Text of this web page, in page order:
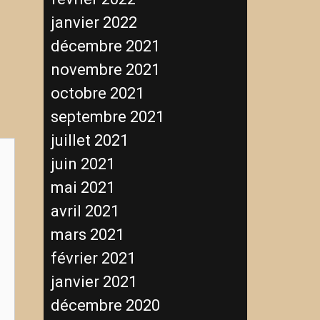
janvier 2022
décembre 2021
novembre 2021
octobre 2021
septembre 2021
juillet 2021
juin 2021
mai 2021
avril 2021
mars 2021
février 2021
janvier 2021
décembre 2020